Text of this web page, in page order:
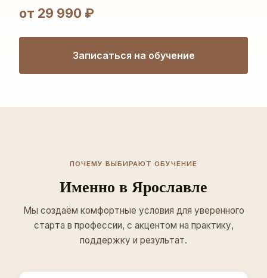
от 29 990 ₽
Записаться на обучение
ПОЧЕМУ ВЫБИРАЮТ ОБУЧЕНИЕ
Именно в Ярославле
Мы создаём комфортные условия для уверенного
старта в профессии, с акцентом на практику,
поддержку и результат.